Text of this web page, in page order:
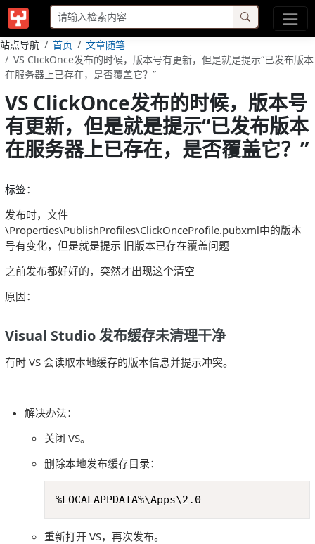
站点导航 首页
文章随笔
VS ClickOnce发布的时候，版本号有更新，但是就是提示“已发布版本
在服务器上已存在，是否覆盖它？”
VS ClickOnce发布的时候，版本号
有更新，但是就是提示“已发布版本
在服务器上已存在，是否覆盖它？”
标签：
发布时，文件
\Properties\PublishProfiles\ClickOnceProfile.pubxml中的版本
号有变化，但是就是提示 旧版本已存在覆盖问题
之前发布都好好的，突然才出现这个清空
原因：
Visual Studio 发布缓存未清理干净
有时 VS 会读取本地缓存的版本信息并提示冲突。
解决办法：
关闭 VS。
删除本地发布缓存目录：
%LOCALAPPDATA%\Apps\2.0
重新打开 VS，再次发布。